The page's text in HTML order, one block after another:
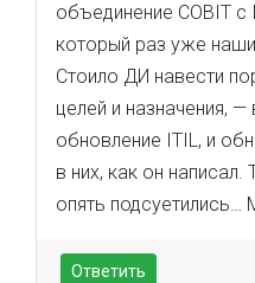
объединение COBIT с
который раз уже
Стоило ДИ навести
целей и назначения, —
обновление ITIL, и
в них, как он написал.
опять подсуетились…
Ответить